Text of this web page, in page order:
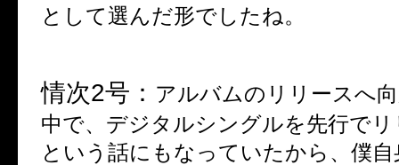
として選んだ形でしたね。
情次2号： アルバムのリリースへ
中で、デジタルシングルを先行で
という話にもなっていたから、僕